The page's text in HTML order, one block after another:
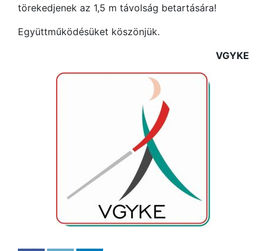
törekedjenek az 1,5 m távolság betartására!
Együttműködésüket köszönjük.
VGYKE